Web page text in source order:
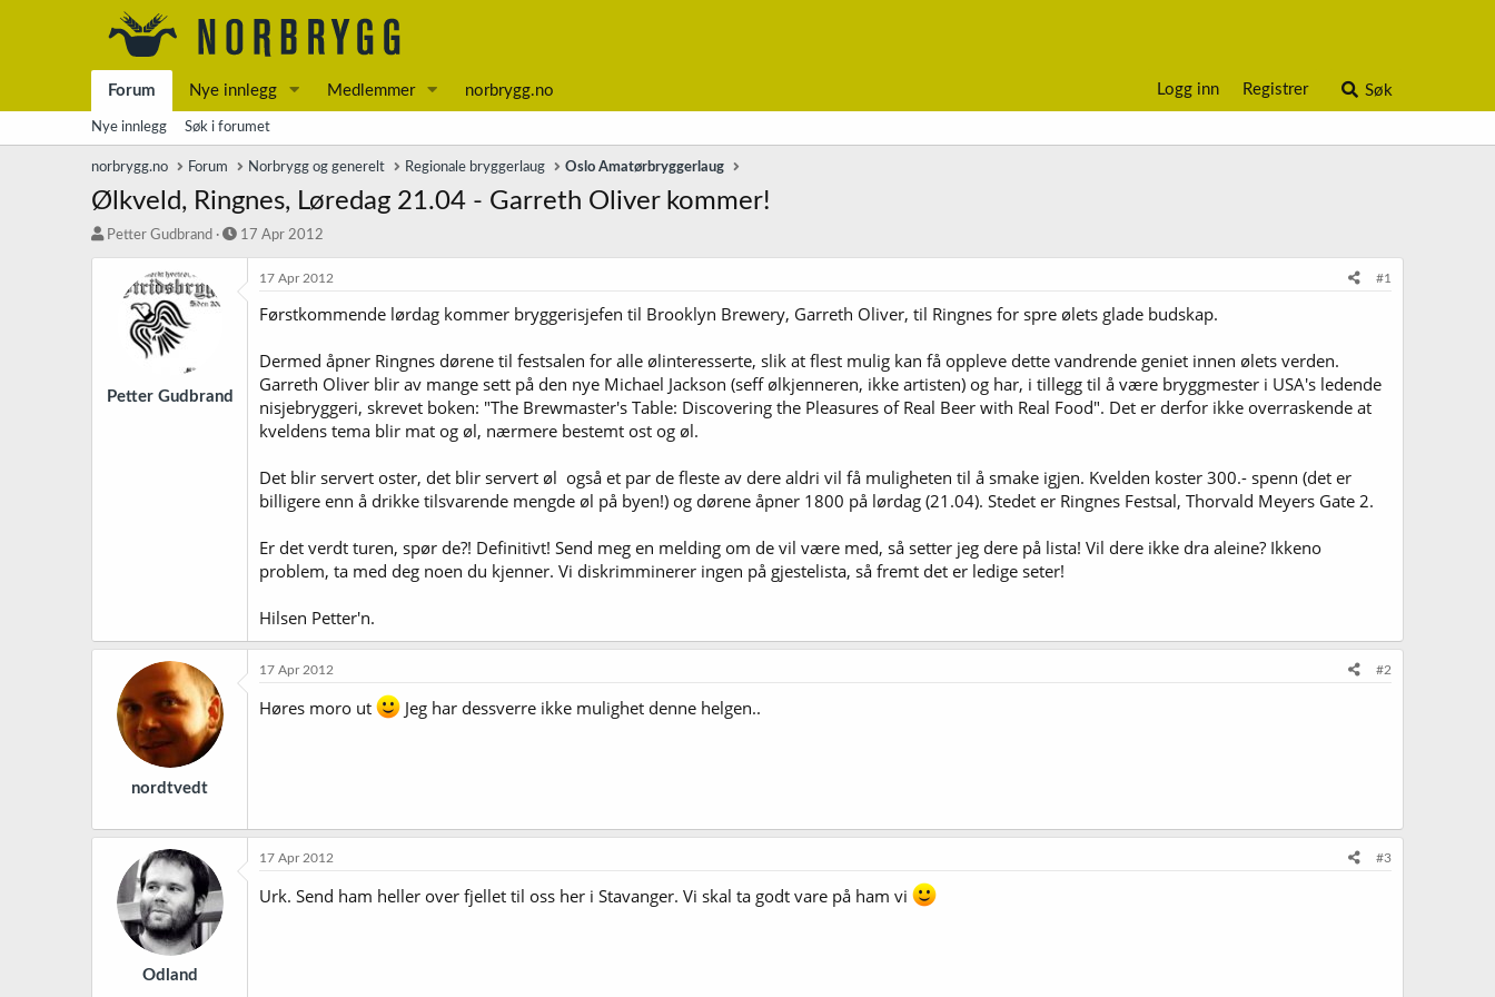
Forum Nye innlegg Medlemmer norbrygg.no Logg inn Registrer Søk
Nye innlegg Søk i forumet
norbrygg.no Forum Norbrygg og generelt Regionale bryggerlaug Oslo Amatørbryggerlaug
Ølkveld, Ringnes, Løredag 21.04 - Garreth Oliver kommer!
T
t
Petter Gudbrand
S17 Apr 2012
Petter Gudbrand
17 Apr 2012 #1
Førstkommende lørdag kommer bryggerisjefen til Brooklyn Brewery, Garreth Oliver, til Ringnes for spre ølets glade budskap.
Dermed åpner Ringnes dørene til festsalen for alle ølinteresserte, slik at flest mulig kan få oppleve dette vandrende geniet innen ølets verden.
Garreth Oliver blir av mange sett på den nye Michael Jackson (seff ølkjenneren, ikke artisten) og har, i tillegg til å være bryggmester i USA's ledende
nisjebryggeri, skrevet boken: "The Brewmaster's Table: Discovering the Pleasures of Real Beer with Real Food". Det er derfor ikke overraskende at
kveldens tema blir mat og øl, nærmere bestemt ost og øl.
Det blir servert oster, det blir servert øl  også et par de fleste av dere aldri vil få muligheten til å smake igjen. Kvelden koster 300.- spenn (det er
billigere enn å drikke tilsvarende mengde øl på byen!) og dørene åpner 1800 på lørdag (21.04). Stedet er Ringnes Festsal, Thorvald Meyers Gate 2.
Er det verdt turen, spør de?! Definitivt! Send meg en melding om de vil være med, så setter jeg dere på lista! Vil dere ikke dra aleine? Ikkeno
problem, ta med deg noen du kjenner. Vi diskrimminerer ingen på gjestelista, så fremt det er ledige seter!
Hilsen Petter'n.
nordtvedt
17 Apr 2012 #2
Høres moro ut Jeg har dessverre ikke mulighet denne helgen..
Odland
17 Apr 2012 #3
Urk. Send ham heller over fjellet til oss her i Stavanger. Vi skal ta godt vare på ham vi